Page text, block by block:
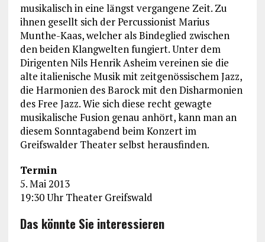
musikalisch in eine längst vergangene Zeit. Zu
ihnen gesellt sich der Percussionist Marius
Munthe-Kaas, welcher als Bindeglied zwischen
den beiden Klangwelten fungiert. Unter dem
Dirigenten Nils Henrik Asheim vereinen sie die
alte italienische Musik mit zeitgenössischem Jazz,
die Harmonien des Barock mit den Disharmonien
des Free Jazz. Wie sich diese recht gewagte
musikalische Fusion genau anhört, kann man an
diesem Sonntagabend beim Konzert im
Greifswalder Theater selbst herausfinden.
Termin
5. Mai 2013
19:30 Uhr Theater Greifswald
Das könnte Sie interessieren